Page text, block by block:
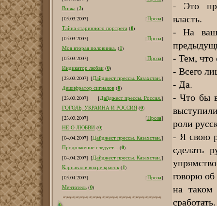
Вовка (2)
[05.03.2007]
[Проза]
Тайна старинного портрета (0)
[05.03.2007]
[Проза]
Моя вторая половинка. (1)
[05.03.2007]
[Проза]
Индикатор любви (0)
[23.03.2007] [Дайджест прессы. Казахстан.]
Дешифратор сигналов (0)
[23.03.2007]
[Дайджест прессы. Россия.]
ГОГОЛЬ, УКРАИНА И РОССИЯ (0)
[23.03.2007]
[Проза]
НЕ О ЛЮБВИ (0)
[04.04.2007] [Дайджест прессы. Казахстан.]
Продолжение следует... (0)
[04.04.2007] [Дайджест прессы. Казахстан.]
Карнавал в вихре красок (1)
[05.04.2007]
[Проза]
Мечтатель (0)
- Это
власть.
- На ваш
- Тем, что
- Всего
- Да.
- Что бы
роли
- Я свою
сделать
говорю
на
сработать.